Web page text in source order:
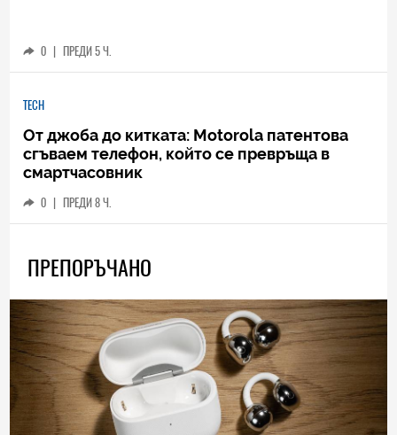
0 ПРЕДИ 5 Ч.
TECH
От джоба до китката: Motorola патентова
сгъваем телефон, който се превръща в
смартчасовник
0 | ПРЕДИ 8 Ч.
ПРЕПОРЪЧАНО